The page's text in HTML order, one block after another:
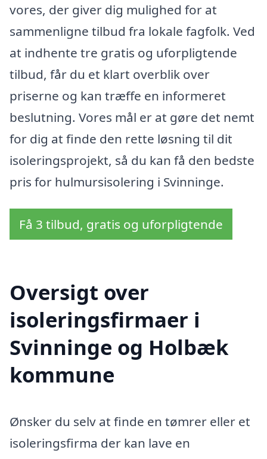
vores, der giver dig mulighed for at
sammenligne tilbud fra lokale fagfolk. Ved
at indhente tre gratis og uforpligtende
tilbud, får du et klart overblik over
priserne og kan træffe en informeret
beslutning. Vores mål er at gøre det nemt
for dig at finde den rette løsning til dit
isoleringsprojekt, så du kan få den bedste
pris for hulmursisolering i Svinninge.
Få 3 tilbud, gratis og uforpligtende
Oversigt over
isoleringsfirmaer i
Svinninge og Holbæk
kommune
Ønsker du selv at finde en tømrer eller et
isoleringsfirma der kan lave en